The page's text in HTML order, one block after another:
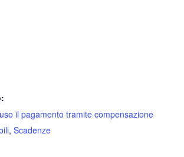
il pagamento tramite compensazione
, Scadenze